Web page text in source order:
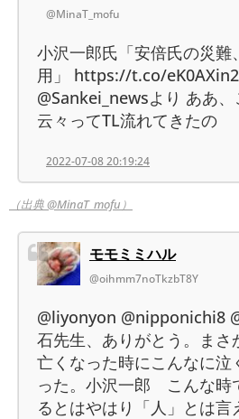
@MinaT_mofu
小沢一郎氏「安倍氏の災難
用」 https://t.co/
@Sankei_newsより ああ
云々ってTL流れてきたの
2022-07-08 20:19:24
（出典 @MinaT_mofu）
モモミミハル
@oihmm7noTkzbT8Y
@liyonyon @nipponichi8
石先生、ありがとう。まさ
亡くなった時にこんなに泣
った。小沢一郎 こんな時
るとはやはり「人」とは言